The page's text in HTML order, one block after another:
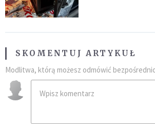
SKOMENTUJ ARTYKUŁ
Modlitwa, którą możesz odmówić